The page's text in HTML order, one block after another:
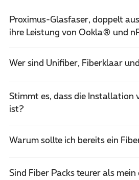
Proximus-Glasfaser, doppelt
ihre Leistung von Ookla® und
Wer sind Unifiber, Fiberklaar
Stimmt es, dass die Installation
ist?
Warum sollte ich bereits ein
Sind Fiber Packs teurer als mein